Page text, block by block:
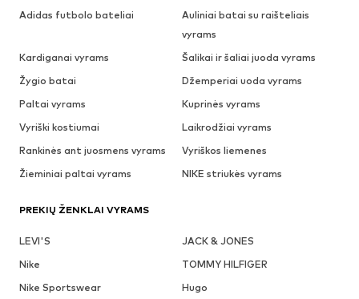
Adidas futbolo bateliai
Auliniai batai su raišteliais
vyrams
Kardiganai vyrams
Šalikai ir šaliai juoda vyrams
Žygio batai
Džemperiai uoda vyrams
Paltai vyrams
Kuprinės vyrams
Vyriški kostiumai
Laikrodžiai vyrams
Rankinės ant juosmens vyrams
Vyriškos liemenes
Žieminiai paltai vyrams
NIKE striukės vyrams
PREKIŲ ŽENKLAI VYRAMS
LEVI'S
JACK & JONES
Nike
TOMMY HILFIGER
Nike Sportswear
Hugo